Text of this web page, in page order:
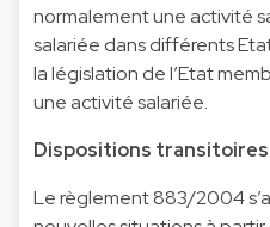
normalement une activité
salariée dans différents
la législation de l’Etat
une activité salariée.
Dispositions transitoires
Le règlement 883/2004